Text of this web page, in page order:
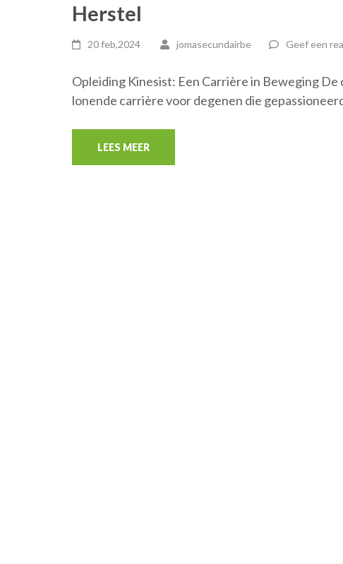
Herstel
20 feb,2024 jomasecundairbe Geef een
Opleiding Kinesist: Een Carrière in Beweging
lonende carrière voor degenen die
LEES MEER